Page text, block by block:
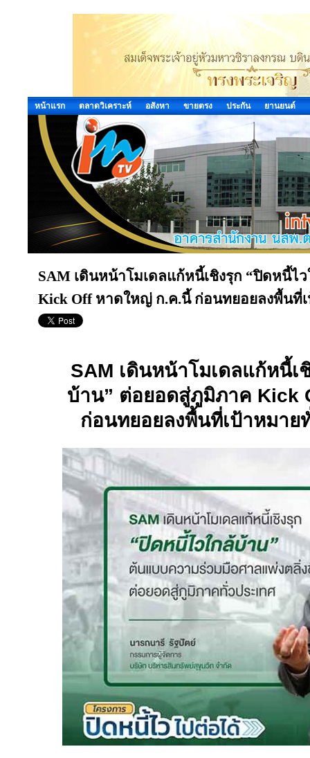
หน้าแรก ตลาดวิเคราะห์ อสังหา ขายตรง ประกัน ยานยนต์
SAM เดินหน้าโมเดลแก้หนี้เชิงรุก “ปิดหนี้
Kick Off หาดใหญ่ ก.ค.นี้ ก่อนทยอยลงพื้นที่
SAM เดินหน้าโมเดลแก้หนี้เ
บ้าน” ต่อยอดสู่ภูมิภาค Kick
ก่อนทยอยลงพื้นที่เป้าหมาย